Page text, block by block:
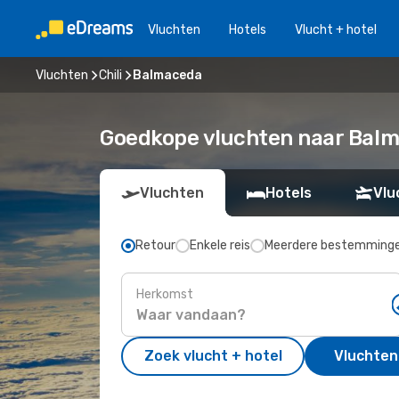
Vluchten Hotels Vlucht + hotel
Vluchten Chili Balmaceda
Goedkope vluchten naar
Vluchten Hotels
Retour Enkele reis Meerdere
Herkomst
Zoek vlucht + hotel